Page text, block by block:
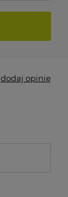
dodaj opinię